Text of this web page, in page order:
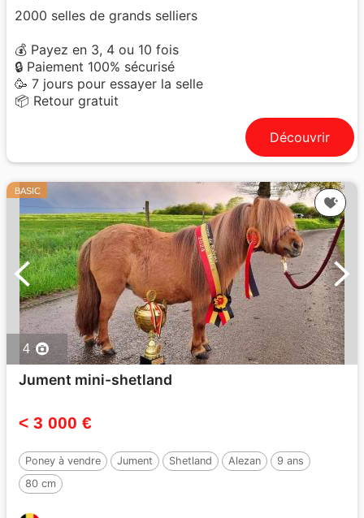
2000 selles de grands selliers
💰 Payez en 3, 4 ou 10 fois
🔒 Paiement 100% sécurisé
🥳 7 jours pour essayer la selle
📦 Retour gratuit
Découvrir
BASIC
4
Jument mini-shetland
< 3 000 €
Poney à vendre Jument Shetland Alezan
9 ans
80 cm